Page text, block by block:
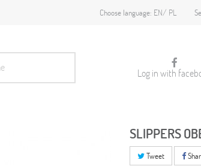
Choose language: EN PL
Log in with
SLIPPERS
Tweet